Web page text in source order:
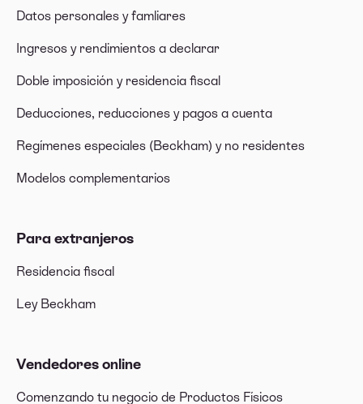
Datos personales y famliares
Ingresos y rendimientos a declarar
Doble imposición y residencia fiscal
Deducciones, reducciones y pagos a cuenta
Regímenes especiales (Beckham) y no residentes
Modelos complementarios
Para extranjeros
Residencia fiscal
Ley Beckham
Vendedores online
Comenzando tu negocio de Productos Físicos